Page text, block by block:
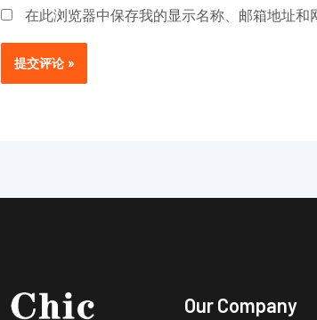
箱
在此浏览器中保存我的显示名称、邮箱地址和
Our Company